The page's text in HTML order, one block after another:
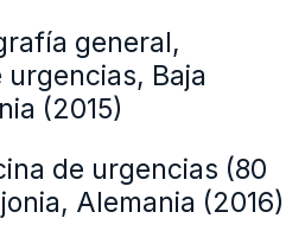
general,
Baja
(2015)
de urgencias (80
Alemania (2016)